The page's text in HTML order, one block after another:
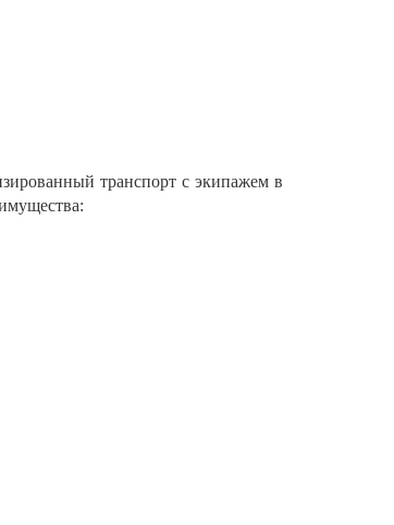
транспорт с экипажем в